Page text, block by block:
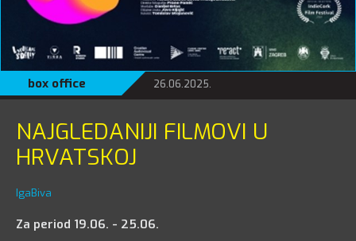
box office 26.06.2025.
NAJGLEDANIJI FILMOVI U
HRVATSKOJ
IgaBiva
Za period 19.06. - 25.06.